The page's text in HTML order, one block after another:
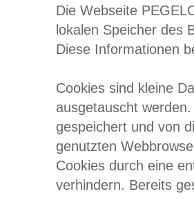
Die Webseite
lokalen Speicher des
Diese Informationen
Cookies sind kleine
ausgetauscht
gespeichert und von
genutzten
Cookies durch eine
verhindern. Bereits